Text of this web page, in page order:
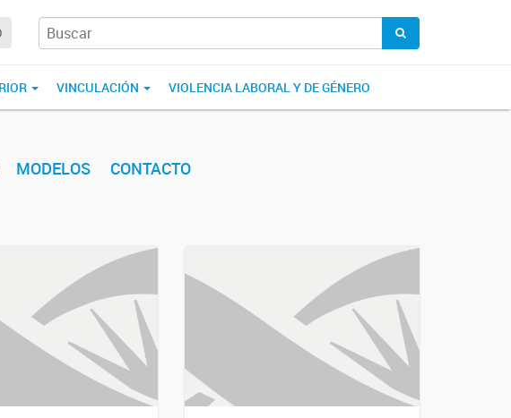
VINCULACIÓN VIOLENCIA LABORAL Y DE GÉNERO
MODELOS CONTACTO